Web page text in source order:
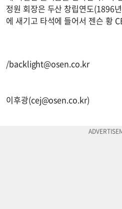
정원 회장은 두산 창립연도(1896
에 새기고 타석에 들어서 젠슨 황
/backlight@osen.co.kr
이후광(cej@osen.co.kr)